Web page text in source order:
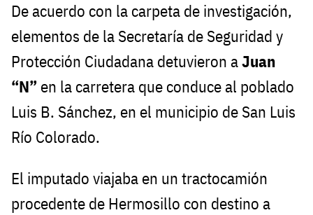
De acuerdo con la carpeta de investigación,
elementos de la Secretaría de Seguridad y
Protección Ciudadana detuvieron aJuan
“N” en la carretera que conduce al poblado
Luis B. Sánchez, en el municipio de San Luis
Río Colorado.
El imputado viajaba en un tractocamión
procedente de Hermosillo con destino a